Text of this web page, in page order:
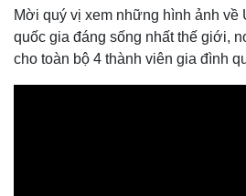
Mời quý vị xem những hình ảnh về
quốc gia đáng sống nhất thế giới,
cho toàn bộ 4 thành viên gia đình